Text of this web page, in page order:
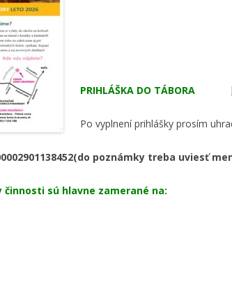
PRIHLÁŠKA DO TÁBORA
Po vyplnení prihlášky prosím
poznámky treba uviesť
činnosti sú hlavne zamerané na: